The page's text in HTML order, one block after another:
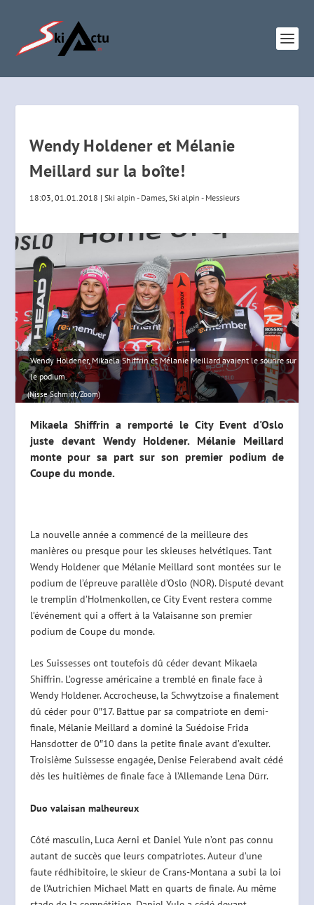
Wendy Holdener et Mélanie
Meillard sur la boîte!
18:03, 01.01.2018 |Ski alpin - Dames,Ski alpin - Messieurs
Wendy Holdener, Mikaela Shiffrin et Mélanie Meillard avaient le sourire sur
le podium.
(Nisse Schmidt/Zoom)
Mikaela Shiffrin a remporté le City Event d'Oslo
juste devant Wendy Holdener. Mélanie Meillard
monte pour sa part sur son premier podium de
Coupe du monde.
La nouvelle année a commencé de la meilleure des
manières ou presque pour les skieuses helvétiques. Tant
Wendy Holdener que Mélanie Meillard sont montées sur le
podium de l’épreuve parallèle d’Oslo (NOR). Disputé devant
le tremplin d’Holmenkollen, ce City Event restera comme
l’événement qui a offert à la Valaisanne son premier
podium de Coupe du monde.
Les Suissesses ont toutefois dû céder devant Mikaela
Shiffrin. L’ogresse américaine a tremblé en finale face à
Wendy Holdener. Accrocheuse, la Schwytzoise a finalement
dû céder pour 0″17. Battue par sa compatriote en demi-
finale, Mélanie Meillard a dominé la Suédoise Frida
Hansdotter de 0″10 dans la petite finale avant d’exulter.
Troisième Suissesse engagée, Denise Feierabend avait cédé
dès les huitièmes de finale face à l’Allemande Lena Dürr.
Duo valaisan malheureux
Côté masculin, Luca Aerni et Daniel Yule n’ont pas connu
autant de succès que leurs compatriotes. Auteur d’une
faute rédhibitoire, le skieur de Crans-Montana a subi la loi
de l’Autrichien Michael Matt en quarts de finale. Au même